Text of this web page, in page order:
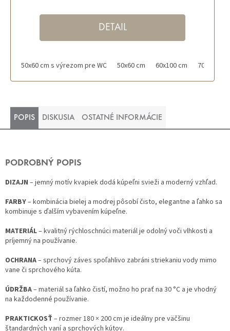
DETAIL
50x60 cm s výrezom pre WC 50x60 cm 60x100 cm 70x120 cm
POPIS DISKUSIA OSTATNÉ INFORMÁCIE
PODROBNÝ POPIS
DIZAJN – jemný motív kvapiek dodá kúpeľni svieži a moderný vzhľad.
FARBY– kombinácia bielej a modrej pôsobí čisto, elegantne a ľahko sa
kombinuje s ďalším vybavením kúpeľne.
MATERIÁL– kvalitný rýchloschnúci materiál je odolný voči vlhkosti a
príjemný na používanie.
OCHRANA– sprchový záves spoľahlivo zabráni striekaniu vody mimo
vane či sprchového kúta.
ÚDRŽBA– materiál sa ľahko čistí, možno ho prať na 30 °C a je vhodný
na každodenné používanie.
PRAKTICKOSŤ – rozmer 180 × 200 cm je ideálny pre väčšinu
štandardných vaní a sprchových kútov.